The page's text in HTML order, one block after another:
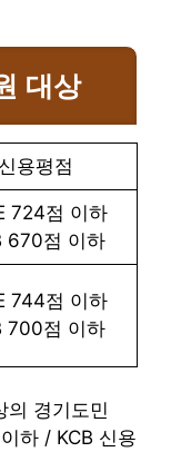
대상
신용평점
724점 이하
670점 이하
744점 이하
700점 이하
의 경기도민
하 / KCB 신용